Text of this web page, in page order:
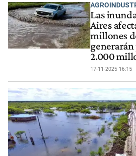
Las
Aires
millones
generarán
2.000
17-11-2025 16:15